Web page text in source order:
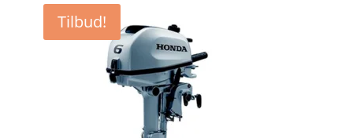
var:
kr.20,995.00.kr.14,995.00.
Tilbud!